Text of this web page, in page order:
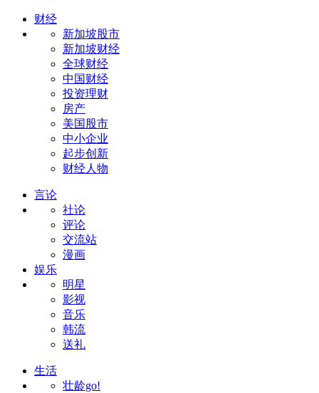
财经
新加坡股市
新加坡财经
全球财经
中国财经
投资理财
房产
美国股市
中小企业
起步创新
财经人物
言论
社论
评论
交流站
漫画
娱乐
明星
影视
音乐
韩流
送礼
生活
壮龄go!